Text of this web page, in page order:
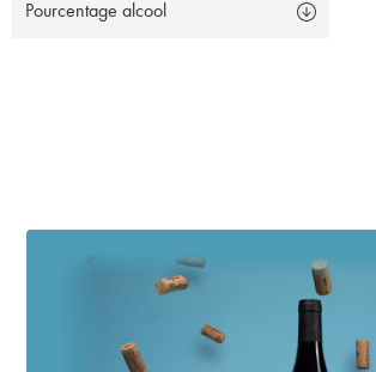
Pourcentage alcool